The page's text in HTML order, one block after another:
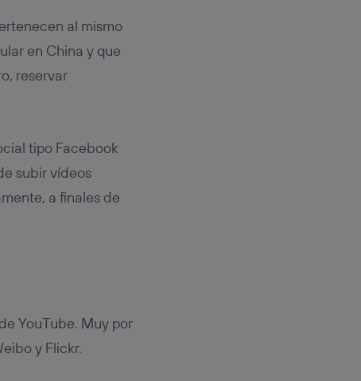
al mismo
en China y que
reservar
tipo Facebook
subir vídeos
a finales de
YouTube. Muy por
y Flickr.